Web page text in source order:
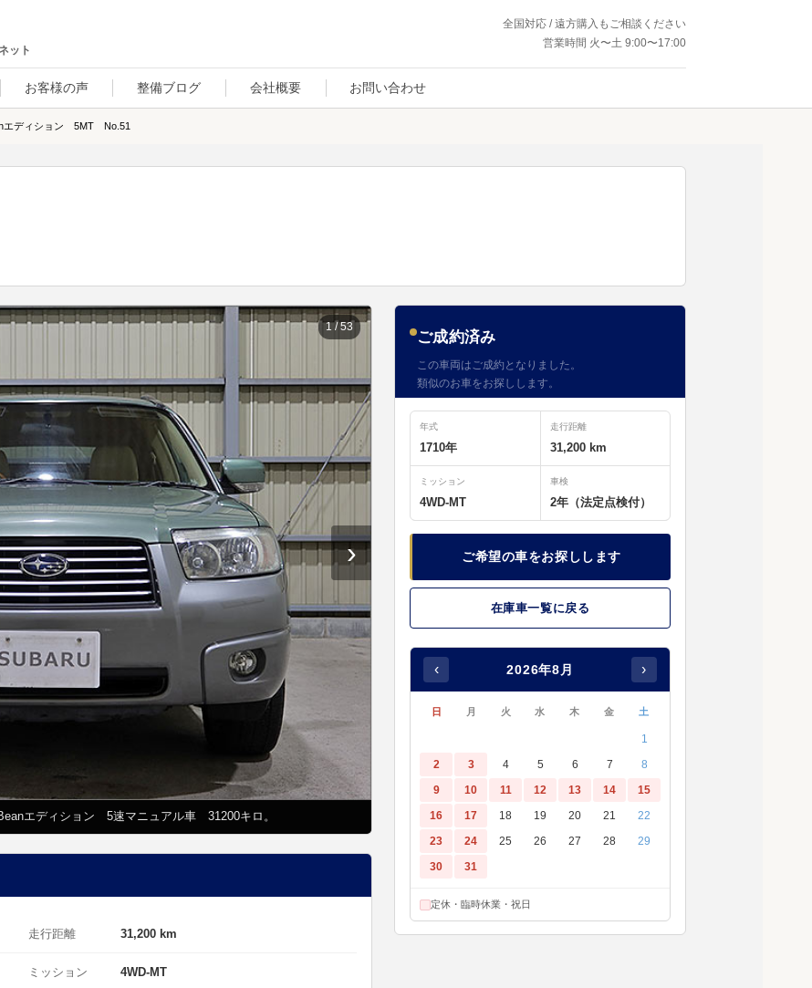
ット
全国対応 / 遠方購入もご相談ください
営業時間 火〜土 9:00〜17:00
お客様の声 整備ブログ 会社概要 お問い合わせ
ディション 5MT No.51
エディション 5速マニュアル車 31200キロ。 めったに流通しない5速マニュアル車です
›
1 /53
走行距離 31,200 km
ミッション 4WD-MT
ご成約済み
この車両はご成約となりました。
類似のお車をお探しします。
年式
1710年
走行距離
31,200 km
ミッション
4WD-MT
車検
2年（法定点検付）
ご希望の車をお探しします
在庫車一覧に戻る
‹ 2026年8月 ›
日 月 火 水 木 金 土
1
2
3 4 5 6 7
8
9
10 11 12 13 14
15
16
17 18 19 20 21
22
23
24 25 26 27 28
29
30
31
定休・臨時休業・祝日